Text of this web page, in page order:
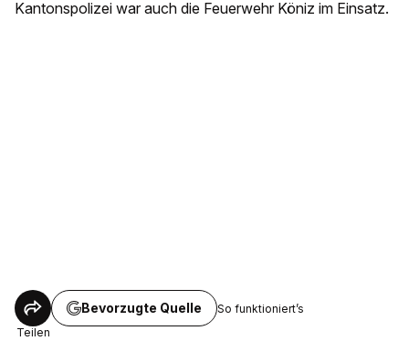
Kantonspolizei war auch die Feuerwehr Köniz im Einsatz.
Teilen
Bevorzugte Quelle So funktioniert’s